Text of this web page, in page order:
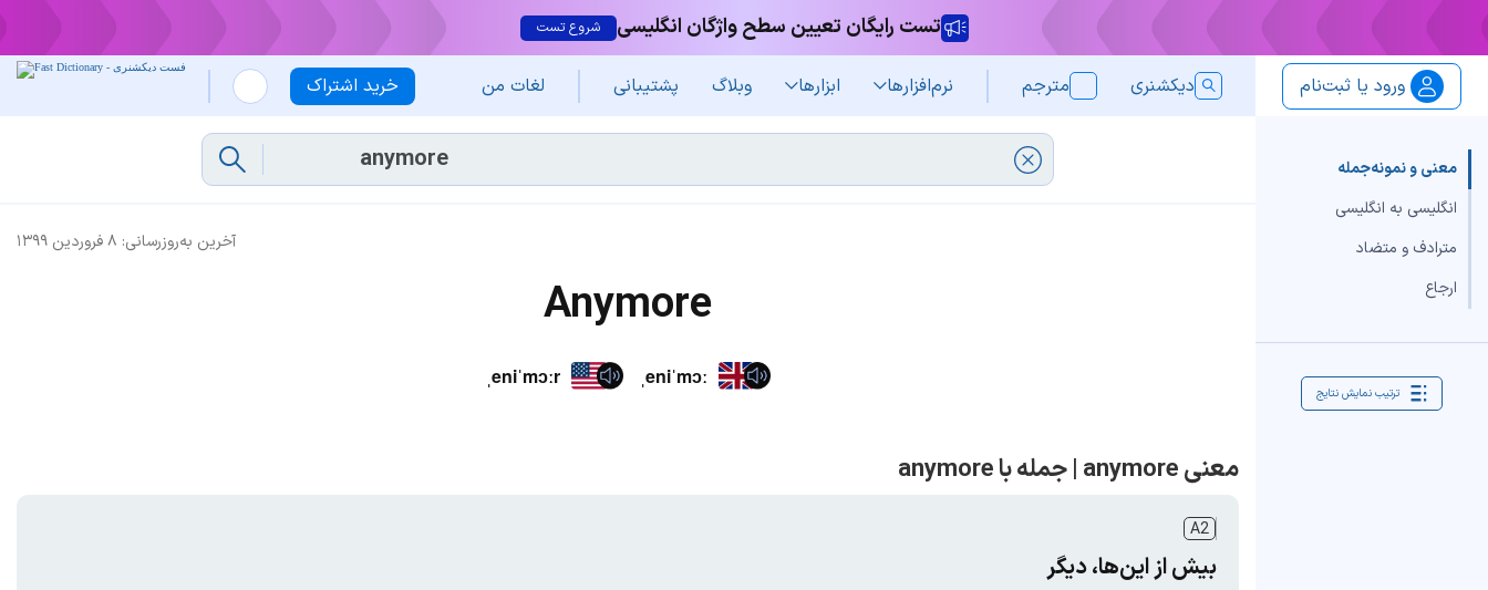
تست رایگان تعیین سطح واژگان انگلیسی شروع تست
خرید اشتراک ورود یا ثبت‌نام دیکشنری مترجم نرم‌افزار‌ها ابزارها وبلاگ پشتیبانی لغات من
معنی و نمونه‌جمله
انگلیسی به انگلیسی
مترادف و متضاد
ارجاع
ترتیب نمایش نتایج
آخرین به‌روزرسانی: ۸ فروردین ۱۳۹۹
Anymore
ˌeniˈmɔːr ˌeniˈmɔː
معنی anymore | جمله با anymore
A2
بیش از این‌ها، دیگر